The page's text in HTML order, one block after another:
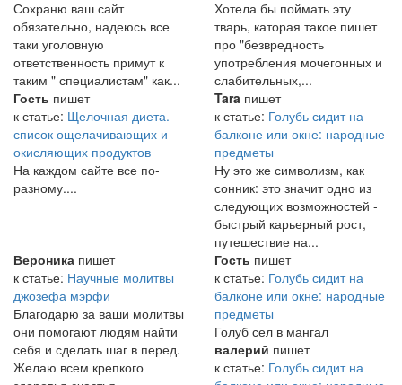
Сохраню ваш сайт
обязательно, надеюсь все
таки уголовную
ответственность примут к
таким " специалистам" как...
Хотела бы поймать эту
тварь, каторая такое пишет
про "безвредность
употребления мочегонных и
слабительных,...
Гость пишет
к статье: Щелочная диета.
список ощелачивающих и
окисляющих продуктов
На каждом сайте все по-
разному....
Tara пишет
к статье: Голубь сидит на
балконе или окне: народные
предметы
Ну это же символизм, как
сонник: это значит одно из
следующих возможностей -
быстрый карьерный рост,
путешествие на...
Вероника пишет
к статье: Научные молитвы
джозефа мэрфи
Благодарю за ваши молитвы
они помогают людям найти
себя и сделать шаг в перед.
Желаю всем крепкого
Гость пишет
к статье: Голубь сидит на
балконе или окне: народные
предметы
Голуб сел в мангал
валерий пишет
к статье: Голубь сидит на